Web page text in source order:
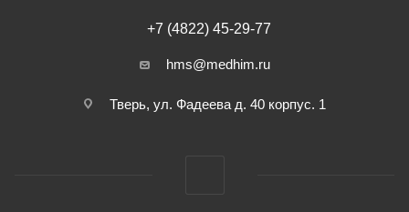
+7 (4822) 45-29-77
hms@medhim.ru
Тверь, ул. Фадеева д. 40 корпус. 1